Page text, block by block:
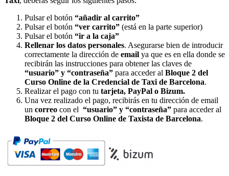
Pulsar el botón “añadir al carrito”
Pulsar el botón “ver carrito” (está en la parte superior)
Pulsar el botón “ir a la caja”
Rellenar los datos personales. Asegurarse bien de introducir
correctamente la dirección de email ya que es en ella donde se
recibirán las instrucciones para obtener las claves de
“usuario” y “contraseña” para acceder al Bloque 2 del
Curso Online de la Credencial de Taxi de Barcelona.
Realizar el pago con tu tarjeta, PayPal o Bizum.
Una vez realizado el pago, recibirás en tu dirección de email
un correo con el “usuario” y “contraseña” para acceder al
Bloque 2 del Curso Online de Taxista de Barcelona.